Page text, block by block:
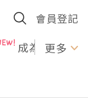
會員登記
成為U更多